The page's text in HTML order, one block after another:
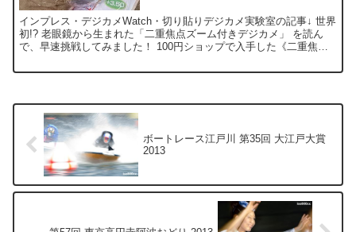
インプレス・デジカメWatch・切り貼りデジカメ実験室の記事↓ 世界
初!? 老眼鏡から生まれた「二重焦点ズーム付きデジカメ」 を読ん
で、早速挑戦してみました！ 100円ショップで入手した《二重焦点
ボートレース江戸川 第35回 大江戸大賞
2013